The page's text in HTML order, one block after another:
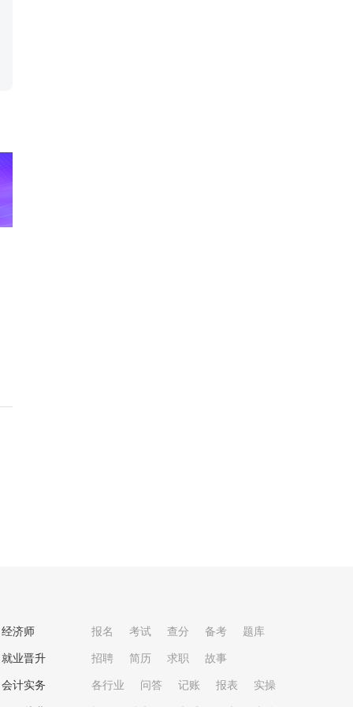
经济师 报名 考试 查分 备考 题库
就业晋升 招聘 简历 求职 故事
会计实务 各行业 问答 记账 报表 实操